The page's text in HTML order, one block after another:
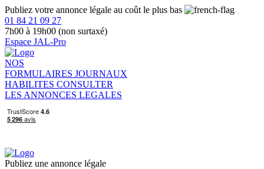
Publiez votre annonce légale au coût le plus bas
01 84 21 09 27
7h00 à 19h00 (non surtaxé)
Espace JAL-Pro
NOS
FORMULAIRES JOURNAUX
HABILITES CONSULTER
LES ANNONCES LEGALES
Publiez une annonce légale